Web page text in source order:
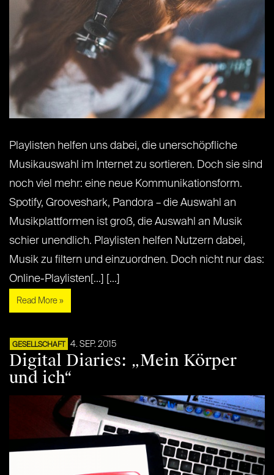
Playlisten helfen uns dabei, die unerschöpfliche
Musikauswahl im Internet zu sortieren. Doch sie sind
noch viel mehr: eine neue Kommunikationsform.
Spotify, Grooveshark, Pandora – die Auswahl an
Musikplattformen ist groß, die Auswahl an Musik
schier unendlich. Playlisten helfen Nutzern dabei,
Musik zu filtern und einzuordnen. Doch nicht nur das:
Online-Playlisten[...] [...]
Read More »
GESELLSCHAFT 4. SEP. 2015
Digital Diaries: „Mein Körper
und ich“